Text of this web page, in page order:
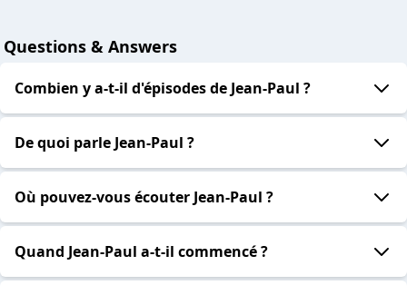
Questions & Answers
Combien y a-t-il d'épisodes de Jean-Paul ?
De quoi parle Jean-Paul ?
Où pouvez-vous écouter Jean-Paul ?
Quand Jean-Paul a-t-il commencé ?